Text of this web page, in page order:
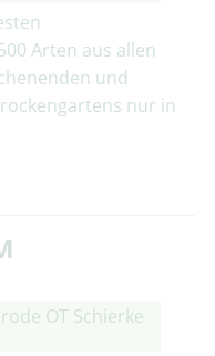
Arten aus allen
und
nur in
OT Schierke